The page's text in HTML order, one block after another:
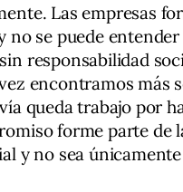
Las empresas
no se puede
responsabilidad
encontramos más
queda trabajo por
forme parte de
y no sea